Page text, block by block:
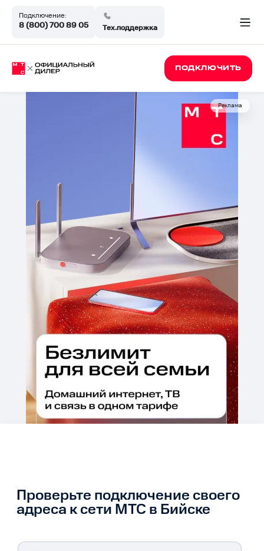
Подключение:
8 (800) 700 89 05 Тех.поддержка
ПОДКЛЮЧИТЬ
Реклама
Проверьте подключение своего
адреса к сети МТС в Бийске